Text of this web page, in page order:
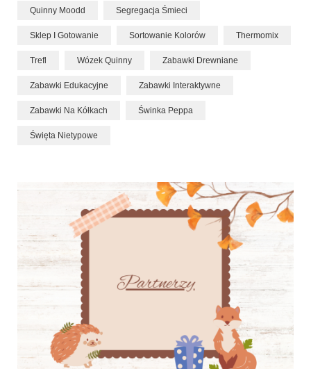
Quinny Moodd Segregacja Śmieci
Sklep I Gotowanie Sortowanie Kolorów Thermomix
Trefl Wózek Quinny Zabawki Drewniane
Zabawki Edukacyjne Zabawki Interaktywne
Zabawki Na Kółkach Świnka Peppa
Święta Nietypowe